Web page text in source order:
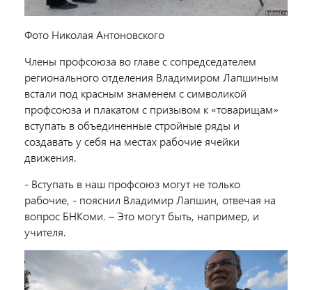
Фото Николая Антоновского
Члены профсоюза во главе с сопредседателем
регионального отделения Владимиром Лапшиным
встали под красным знаменем с символикой
профсоюза и плакатом с призывом к «товарищам»
вступать в объединенные стройные ряды и
создавать у себя на местах рабочие ячейки
движения.
- Вступать в наш профсоюз могут не только
рабочие, - пояснил Владимир Лапшин, отвечая на
вопрос БНКоми. – Это могут быть, например, и
учителя.